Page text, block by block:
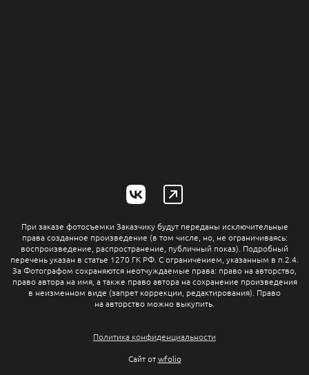
При заказе фотосъемки Заказчику будут переданы исключительные
права созданное произведение (в том числе, но, не ограничиваясь:
воспроизведение, распространение, публичный показ). Подробный
перечень указан в статье 1270 ГК РФ. С ограничением, указанным в п.2.4.
За Фотографом сохраняются неотчуждаемые права: право на авторство,
право автора на имя, а также право автора на сохранение произведения
в неизменном виде (запрет коррекции, редактирования). Право
на авторство можно выкупить.
Политика конфиденциальности
Сайт отwfolio